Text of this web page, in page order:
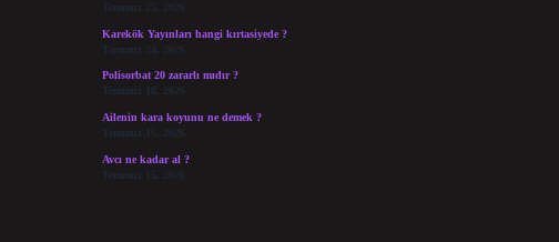
Temmuz 25, 2026
Karekök Yayınları hangi kırtasiyede ?
Temmuz 24, 2026
Polisorbat 20 zararlı mıdır ?
Temmuz 18, 2026
Ailenin kara koyunu ne demek ?
Temmuz 16, 2026
Avcı ne kadar al ?
Temmuz 15, 2026